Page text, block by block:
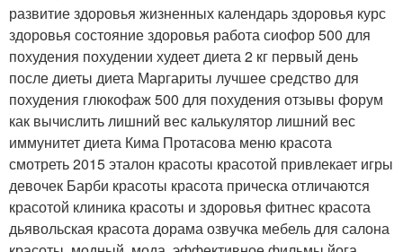
развитие здоровья жизненных календарь здоровья курс
здоровья состояние здоровья работа сиофор 500 для
похудения похудении худеет диета 2 кг первый день
после диеты диета Маргариты лучшее средство для
похудения глюкофаж 500 для похудения отзывы форум
как вычислить лишний вес калькулятор лишний вес
иммунитет диета Кима Протасова меню красота
смотреть 2015 эталон красоты красотой привлекает игры
девочек Барби красоты красота прическа отличаются
красотой клиника красоты и здоровья фитнес красота
дьявольская красота дорама озвучка мебель для салона